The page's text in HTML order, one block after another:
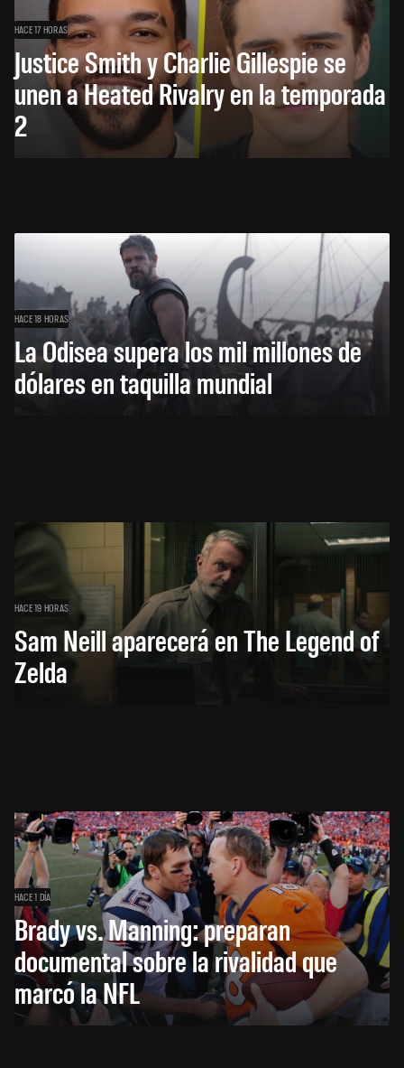
HACE 17 HORAS
Justice Smith y Charlie Gillespie se
unen a Heated Rivalry en la temporada
2
HACE 18 HORAS
La Odisea supera los mil millones de
dólares en taquilla mundial
HACE 19 HORAS
Sam Neill aparecerá en The Legend of
Zelda
HACE 1 DÍA
Brady vs. Manning: preparan
documental sobre la rivalidad que
marcó la NFL